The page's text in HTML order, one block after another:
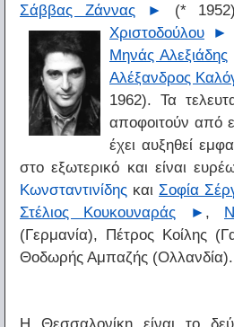
Σάββας Ζάννας
►
(*
Χριστοδούλου ►
Μηνάς Αλεξιάδης
Αλέξανδρος
1962). Τα
αποφοιτούν από
έχει αυξηθεί
στο εξωτερικό και είναι
Κωνσταντινίδης καιΣοφία
Στέλιος Κουκουναράς
► ,
(Γερμανία), Πέτρος Κοίλης
Θοδωρής Αμπαζής (Ολλανδία).